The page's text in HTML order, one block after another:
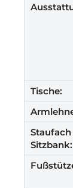
Tische:
Sitzbank: